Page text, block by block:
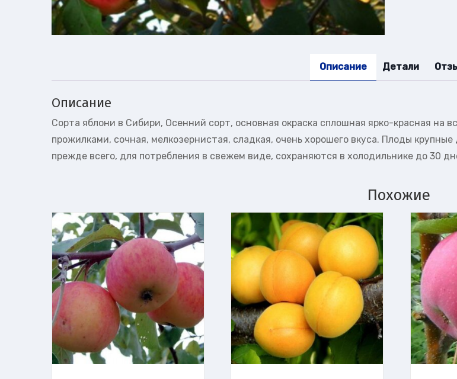
Описание Детали
Описание
Сорта яблони в Сибири, Осенний сорт, основная окраска сплошная ярко-красная на
прожилками, сочная, мелкозернистая, сладкая, очень хорошего вкуса. Плоды
прежде всего, для потребления в свежем виде, сохраняются в холодильнике до 30
Похожие